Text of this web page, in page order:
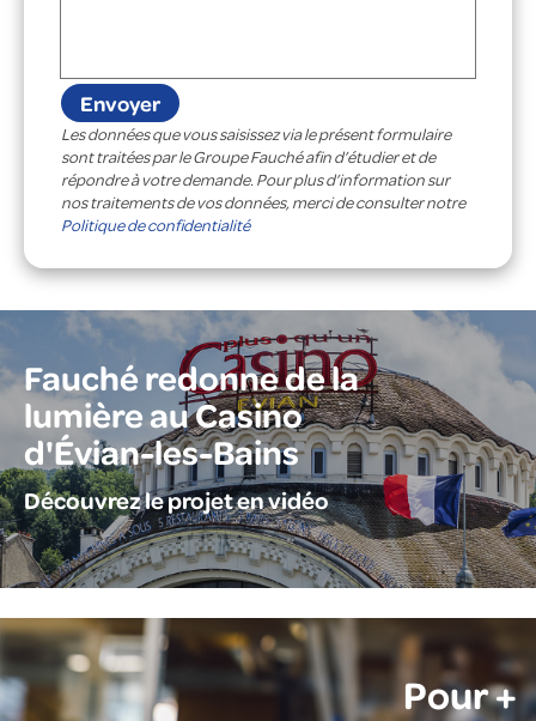
Les données que vous saisissez via le présent formulaire
sont traitées par le Groupe Fauché afin d’étudier et de
répondre à votre demande. Pour plus d’information sur
nos traitements de vos données, merci de consulter notre
Politique de confidentialité
Fauché redonne de la
lumière au Casino
d'Évian-les-Bains
Découvrez le projet en vidéo
Pour +